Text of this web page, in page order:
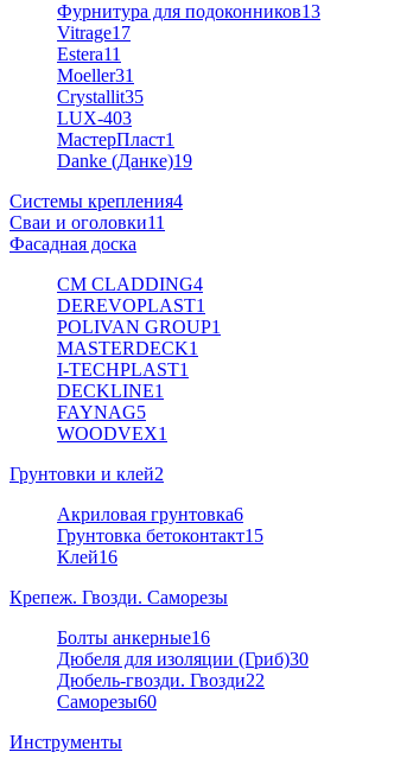
Фурнитура для подоконников13
Vitrage17
Estera11
Moeller31
Crystallit35
LUX-403
МастерПласт1
Danke (Данке)19
Системы крепления4
Сваи и оголовки11
Фасадная доска
CM CLADDING4
DEREVOPLAST1
POLIVAN GROUP1
MASTERDECK1
I-TECHPLAST1
DECKLINE1
FAYNAG5
WOODVEX1
Грунтовки и клей2
Акриловая грунтовка6
Грунтовка бетоконтакт15
Клей16
Крепеж. Гвозди. Саморезы
Болты анкерные16
Дюбеля для изоляции (Гриб)30
Дюбель-гвозди. Гвозди22
Саморезы60
Инструменты